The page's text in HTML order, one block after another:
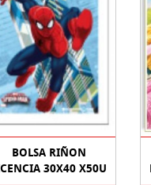
BOLSA RIÑON
30X40 X50U